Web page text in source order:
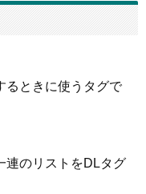
るときに使うタグで
連のリストをDLタグ